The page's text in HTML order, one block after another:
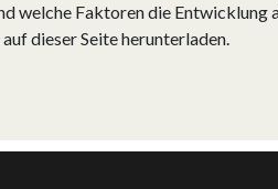
welche Faktoren die Entwicklung
dieser Seite herunterladen.